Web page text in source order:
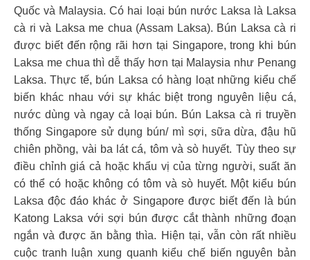
Quốc và Malaysia. Có hai loại bún nước Laksa là Laksa
cà ri và Laksa me chua (Assam Laksa). Bún Laksa cà ri
được biết đến rộng rãi hơn tại Singapore, trong khi bún
Laksa me chua thì dễ thấy hơn tại Malaysia như Penang
Laksa. Thực tế, bún Laksa có hàng loạt những kiểu chế
biến khác nhau với sự khác biệt trong nguyên liệu cá,
nước dùng và ngay cả loại bún. Bún Laksa cà ri truyền
thống Singapore sử dụng bún/ mì sợi, sữa dừa, đậu hũ
chiên phồng, vài ba lát cá, tôm và sò huyết. Tùy theo sự
điều chỉnh giá cả hoặc khẩu vị của từng người, suất ăn
có thể có hoặc không có tôm và sò huyết. Một kiểu bún
Laksa độc đáo khác ở Singapore được biết đến là bún
Katong Laksa với sợi bún được cắt thành những đoạn
ngắn và được ăn bằng thìa. Hiện tại, vẫn còn rất nhiều
cuộc tranh luận xung quanh kiểu chế biến nguyên bản